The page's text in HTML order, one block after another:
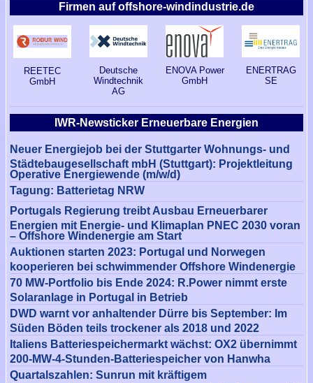
IWR-Newsticker Erneuerbare Energien
Neuer Energiejob bei der Stuttgarter Wohnungs- und
Städtebaugesellschaft mbH (Stuttgart): Projektleitung
Operative Energiewende (m/w/d)
Tagung: Batterietag NRW
Portugals Regierung treibt Ausbau Erneuerbarer
Energien mit Energie- und Klimaplan PNEC 2030 voran
– Offshore Windenergie am Start
Auktionen starten 2023: Portugal und Norwegen
kooperieren bei schwimmender Offshore Windenergie
70 MW-Portfolio bis Ende 2024: R.Power nimmt erste
Solaranlage in Portugal in Betrieb
DWD warnt vor anhaltender Dürre bis September: Im
Süden Böden teils trockener als 2018 und 2022
Italiens Batteriespeichermarkt wächst: OX2 übernimmt
200-MW-4-Stunden-Batteriespeicher von Hanwha
Quartalszahlen: Sunrun mit kräftigem
Firmen auf offshore-windindustrie.de
REETEC
GmbH
Deutsche
Windtechnik
AG
ENOVA Power
GmbH
ENERTRAG
SE